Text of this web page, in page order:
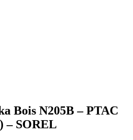
Bois N205B – PTAC
– SOREL